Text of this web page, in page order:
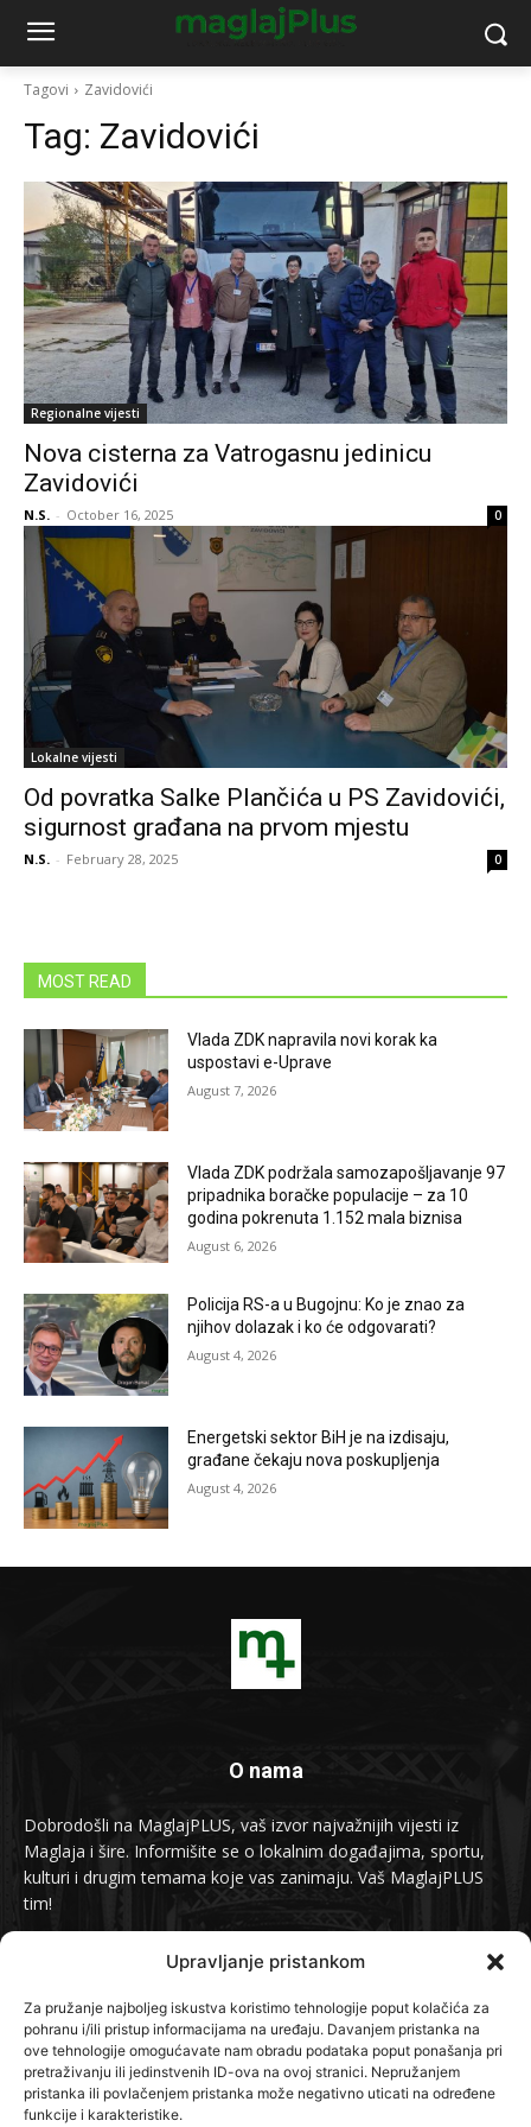
Upravljanje pristankom
Za pružanje najboljeg iskustva koristimo tehnologije poput kolačića za
pohranu i/ili pristup informacijama na uređaju. Davanjem pristanka na
ove tehnologije omogućavate nam obradu podataka poput ponašanja pri
pretraživanju ili jedinstvenih ID-ova na ovoj stranici. Nepružanjem
pristanka ili povlačenjem pristanka može negativno uticati na određene
funkcije i karakteristike.
Tagovi Zavidovići
Tag: Zavidovići
Regionalne vijesti
Nova cisterna za Vatrogasnu jedinicu
Zavidovići
N.S. - October 16, 2025 0
Lokalne vijesti
Od povratka Salke Plančića u PS Zavidovići,
sigurnost građana na prvom mjestu
N.S. - February 28, 2025 0
MOST READ
Vlada ZDK napravila novi korak ka
uspostavi e-Uprave
August 7, 2026
Vlada ZDK podržala samozapošljavanje 97
pripadnika boračke populacije – za 10
godina pokrenuta 1.152 mala biznisa
August 6, 2026
Policija RS-a u Bugojnu: Ko je znao za
njihov dolazak i ko će odgovarati?
August 4, 2026
Energetski sektor BiH je na izdisaju,
građane čekaju nova poskupljenja
August 4, 2026
O nama
Dobrodošli na MaglajPLUS, vaš izvor najvažnijih vijesti iz
Maglaja i šire. Informišite se o lokalnim događajima, sportu,
kulturi i drugim temama koje vas zanimaju. Vaš MaglajPLUS
tim!
info@maglajplus.ba
Pratite nas na